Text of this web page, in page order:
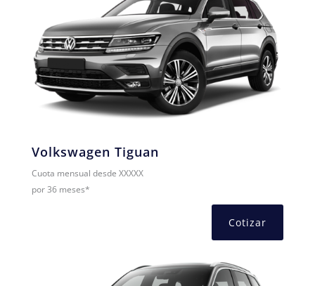
Volkswagen Tiguan
Cuota mensual desde XXXXX
por 36 meses*
Cotizar